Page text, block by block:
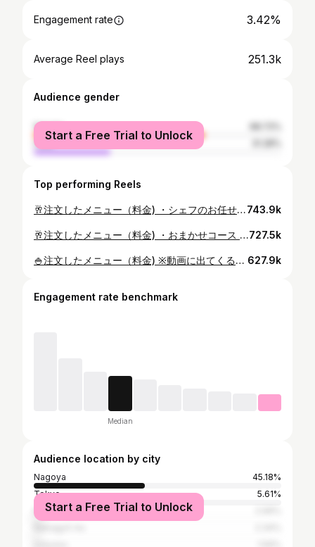
Engagement rate 3.42%
Average Reel plays 251.3k
Audience gender
female
male
Start a Free Trial to Unlock
Top performing Reels
🥂注文したメニュー（料金) ・シェフのお任せコース 飲み放題（6000円） 美味しそうと思ったら コメントに「🤤」 ＿＿＿＿＿＿＿＿＿ 名古屋駅12階にある 超人気店The kitchen Salvatoreさん の系列店にやってきました🙋🏻‍♂️ 気になってきたお店で PRの依頼が来て 胃袋から足生やして金山に着陸。 世界No.1の賞をとったpizzaを 美味しいお酒と オシャレなテラス席で食べれます🍷 デートや女子会 合コンとかでも使えそうな 雰囲気やで。 少しガヤガヤしているので 記念日とかには 向いてないかもです。 ここから暖かくなる季節に ほんまにぴったり！ ※サルヴァトーレクオモの 公式アカウントで 春のフォトコンテストを開催していたり 定期的にお得なキャンペーンや クーポンなどが発信されます👦🏻 ＿＿＿＿＿＿＿＿＿ 🏠お店の名前 SALVATORE CUOMO & BAR 金山 📲お店アカウント @salvatorecuomo_official 🔖他のグルメもチェック @pakutaku_nagomeshi —————— 📍住所：愛知県名古屋市中区金山1-17-1 アスナル金山 2F ※投稿の位置情報をクリック！ 🚃最寄駅：金山駅 💰価格帯：4,000~5,000円 🕰営業時間： Lunch time 平日11：00～14：30 （LO14：00） 休日11：00～15：00 （LO14：30） Dinner time 17：00～23：00 （LO22：30） 日曜営業 😴定休日：なし 🚘駐車場：有 ※店舗情報は食べログを参照 《お店の内観などは リールをチェック》 いいねや保存をして下さると ぱくたくがほんのりニヤけます。 —————— #名古屋グルメ #名古屋ワイン #名古屋イタリアン #名古屋デート #salvatorecuomo #サルヴァトーレクオモ#サルヴァトーレで春気分#金山ディナー#名古屋ディナー#金山743.9k
🥂注文したメニュー（料金) ・おまかせコース 飲み放題付き （11000円）／1人 美味しそうと思ったら コメントに「🤤」 ＿＿＿＿＿＿ 夜景を見ながら 屋上でBBQができるコース。 もうさ、リール見て。 ご覧のとおり雰囲気がたまらへん。 しかも、1組限定の貸切空間で ふかふかのソファーに座りながら BBQが楽しめるんです🥩 そして食材は全国から激選したものを オーナーさんが仕入れていて 凄いこだわりっぷり。 ご飯の量も多くて どれも新鮮で美味しくて 飲み放題付き（90分）で 1万円は、まじでコスパ良いです。 しかも、焼きなどは すべて店員さんが焼いてくれる.. おもてなし凄すぎやんか。 土日より 平日のほうが夜景はキレイです！ ※動画は土曜日 平日の夜は、 名古屋駅で残業している人達が 多いので、光が増えてキレイになります。 日本企業の闇のおかげで キレイな夜景がみれるってことやで。 そう思うと複雑すぎる。 8~10人くらいまでいけるので この夏に屋上でBBQしたい人は ほんまにオススメ！ ※1日1組しか予約できない関係で 4名様からのみ予約可能です。 ＿＿＿＿＿＿ 🏠お店の名前 四間道Barけしき 📲お店アカウント @shikemichibarkeshiki 🔖他のグルメもチェック @pakutaku_nagomeshi —————— 📍住所：愛知県名古屋市西区那古野1-36-58-1 四間道ビル 2F ※投稿の位置情報をクリック！ 🚃最寄駅：国際センター、名古屋駅 💰価格帯：5000~6000円/1人 🕰営業時間： 昼の部 11:30-14:00 夜の部 18:00-24:00 日曜営業 😴定休日：月曜日 🚘駐車場：なし ※店舗情報は食べログを参照 《お店の内観などは リールをチェック》 いいねや保存をして下さると ぱくたくがほんのりニヤけます。 #名古屋グルメ #名古屋ディナー #名古屋デート #名古屋ビアガーデン #名古屋飲み727.5k
🍚注文したメニュー（料金) ※動画に出てくる順 ・エッグベネディクト（980円） →動画はアボカド,ブラッタチーズをトッピング ・アボカドブルスケッタ（880円） ・𝖢𝗈𝖿𝖿𝖾𝖾（550円） ・guava（600円） 美味しそうと思ったら コメントに「🤤」 広いテラス席はペット可です！ ※リードを固定する金具もあり 🏠お店の名前 Shibuya 📲お店アカウント @shibuya_nagoya 🔖他のグルメもチェック @pakutaku_nagomeshi —————— 📍住所：愛知県名古屋市中区栄1-24-26 パークサイドオザワ 1F ※投稿の位置情報をクリック！ 🚃最寄駅：大須観音,伏見 💰価格帯：1000~2000円 🕰営業時間： 7:00～17:00 (LO.16:30) morning 7:00～11:00 brunch 11:00～17:00 dinnerは4月以降にスタート。 日曜営業 😴定休日：月曜、火曜 🚘駐車場：無し ※店舗情報は食べログを参照 《お店の内観などは リールをチェック》 いいねや保存をして下さると ぱくたくがほんのりニヤけます。 —————— #名古屋グルメ #名古屋カフェ #名古屋デート #伏見カフェ #名古屋旅行 #名古屋観光 #伏見グルメ #名駅カフェ #名駅居酒屋 #愛知グルメ #愛知旅行 #大須観音カフェ #shibuyaカフェ 627.9k
Engagement rate benchmark
Median
Audience location by city
Nagoya
45.18%
Tokyo
5.61%
Kita-ku
Start a Free Trial to Unlock